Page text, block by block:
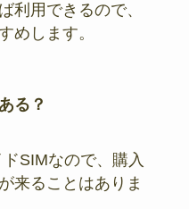
利用できるので、
めします。
る？
SIMなので、購入
来ることはありま